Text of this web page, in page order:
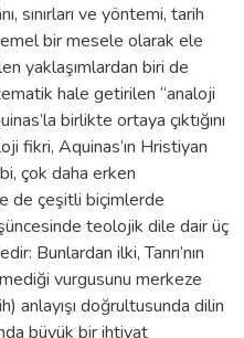
sınırları ve yöntemi, tarih
bir mesele olarak ele
yaklaşımlardan biri de
hale getirilen “analoji
birlikte ortaya çıktığını
fikri, Aquinas’ın Hristiyan
çok daha erken
de çeşitli biçimlerde
teolojik dile dair üç
Bunlardan ilki, Tanrı’nın
vurgusunu merkeze
anlayışı doğrultusunda dilin
büyük bir ihtiyat